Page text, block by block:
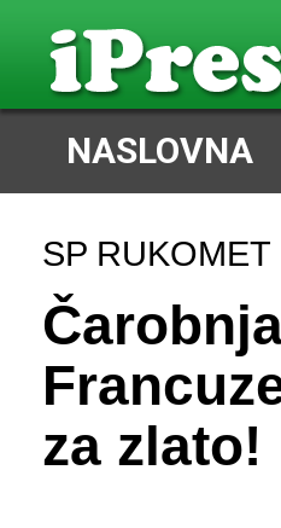
NASLOVNA
SP RUKOMET
za zlato!